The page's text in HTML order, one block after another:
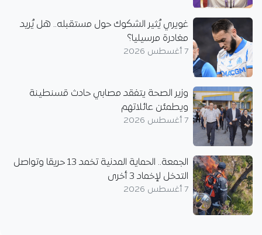
غويري يُثير الشكوك حول مستقبله.. هل يُريد
مغادرة مرسيليا؟
7 أغسطس 2026
وزير الصحة يتفقد مصابي حادث قسنطينة
ويطمئن عائلاتهم
7 أغسطس 2026
الجمعة.. الحماية المدنية تخمد 13 حريقا وتواصل
التدخل لإخماد 3 أخرى
7 أغسطس 2026